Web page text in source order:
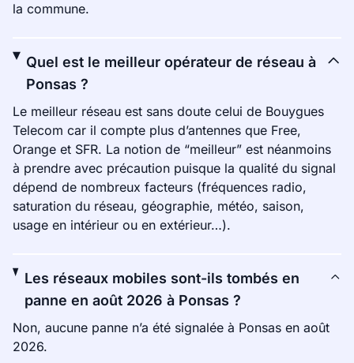
la commune.
Quel est le meilleur opérateur de réseau à
Ponsas ?
Le meilleur réseau est sans doute celui de Bouygues
Telecom car il compte plus d’antennes que Free,
Orange et SFR. La notion de “meilleur” est néanmoins
à prendre avec précaution puisque la qualité du signal
dépend de nombreux facteurs (fréquences radio,
saturation du réseau, géographie, météo, saison,
usage en intérieur ou en extérieur…).
Les réseaux mobiles sont-ils tombés en
panne en août 2026 à Ponsas ?
Non, aucune panne n’a été signalée à Ponsas en août
2026.